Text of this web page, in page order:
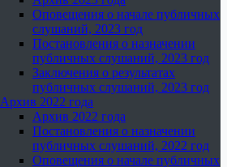
Оповещения о начале публичных
слушаний, 2023 год
Постановления о назначении
публичных слушаний, 2023 год
Заключения о результатах
публичных слушаний, 2023 год
Архив 2022 года
Архив 2022 года
Постановления о назначении
публичных слушаний, 2022 год
Оповещения о начале публичных